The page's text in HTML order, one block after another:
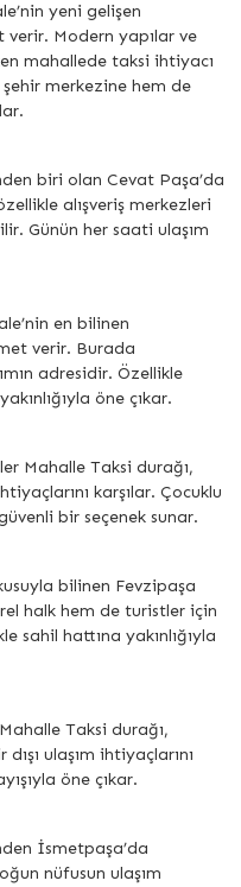
yeni gelişen
Modern yapılar ve
mahallede taksi ihtiyacı
merkezine hem de
biri olan Cevat Paşa’da
alışveriş merkezleri
Günün her saati ulaşım
en bilinen
verir. Burada
adresidir. Özellikle
öne çıkar.
Mahalle Taksi durağı,
karşılar. Çocuklu
bir seçenek sunar.
bilinen Fevzipaşa
halk hem de turistler için
sahil hattına yakınlığıyla
Taksi durağı,
ulaşım ihtiyaçlarını
öne çıkar.
İsmetpaşa’da
nüfusun ulaşım